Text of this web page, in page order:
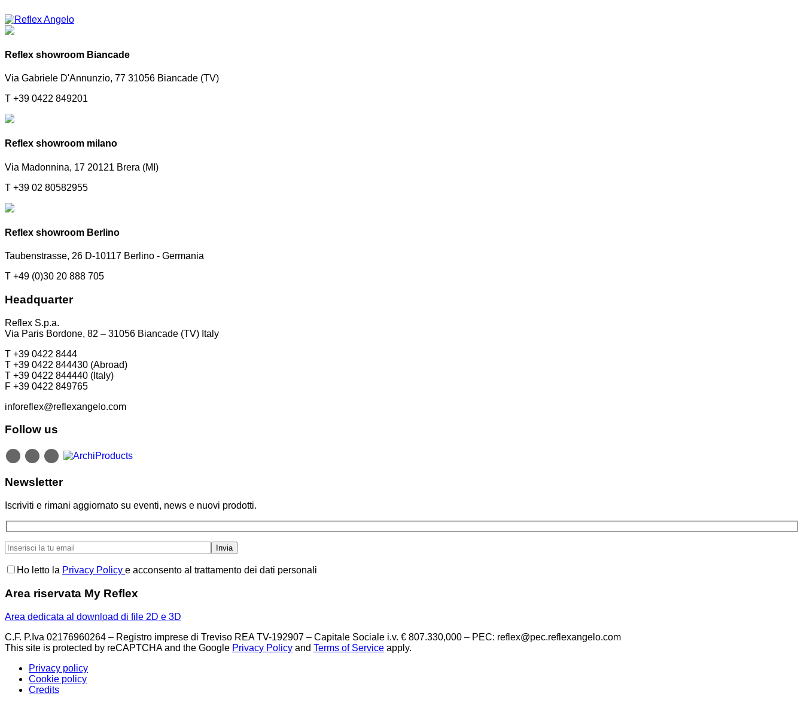
Reflex showroom Biancade
Via Gabriele D'Annunzio, 77 31056 Biancade (TV)
T +39 0422 849201
Reflex showroom milano
Via Madonnina, 17 20121 Brera (MI)
T +39 02 80582955
Reflex showroom Berlino
Taubenstrasse, 26 D-10117 Berlino - Germania
T +49 (0)30 20 888 705
Headquarter
Reflex S.p.a.
Via Paris Bordone, 82 – 31056 Biancade (TV) Italy
T +39 0422 8444
T +39 0422 844430 (Abroad)
T +39 0422 844440 (Italy)
F +39 0422 849765
inforeflex@reflexangelo.com
Follow us
Newsletter
Iscriviti e rimani aggiornato su eventi, news e nuovi prodotti.
Ho letto la Privacy Policy e acconsento al trattamento dei dati personali
Area riservata My Reflex
Area dedicata al download di file 2D e 3D
C.F. P.Iva 02176960264 – Registro imprese di Treviso REA TV-192907 – Capitale Sociale i.v. € 807.330,000 – PEC: reflex@pec.reflexangelo.com
This site is protected by reCAPTCHA and the Google Privacy Policy and Terms of Service apply.
Privacy policy
Cookie policy
Credits